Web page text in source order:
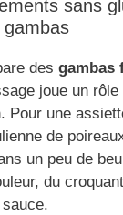
sans
des gambas
joue un
Pour une
de
un peu de
du